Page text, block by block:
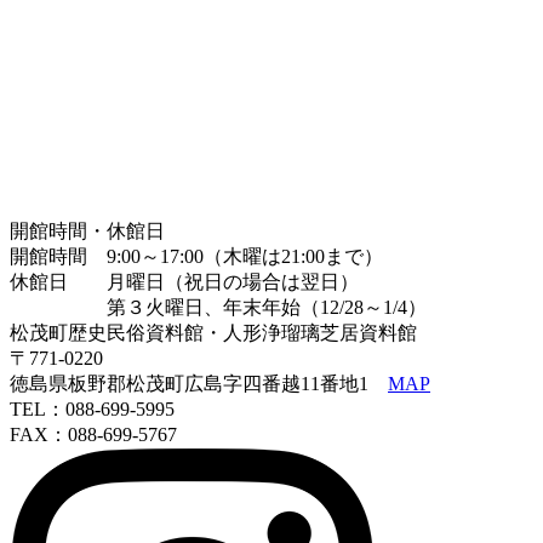
開館時間・休館日
開館時間 9:00～17:00（木曜は21:00まで）
休館日 月曜日（祝日の場合は翌日）
第３火曜日、年末年始（12/28～1/4）
松茂町歴史民俗資料館・人形浄瑠璃芝居資料館
〒771-0220
徳島県板野郡松茂町広島字四番越11番地1 MAP
TEL：088-699-5995
FAX：088-699-5767